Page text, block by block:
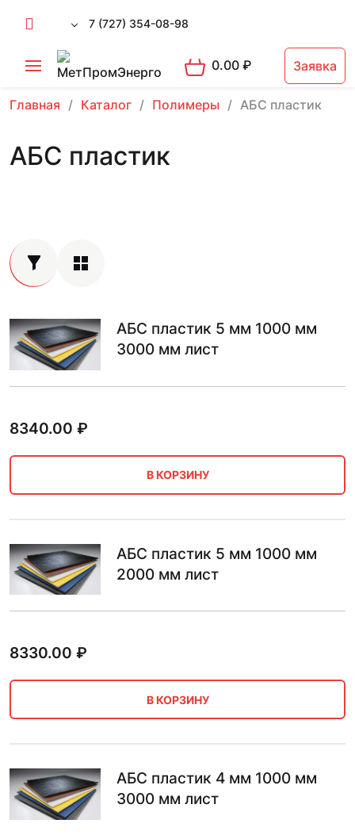
7 (727) 354-08-98
0.00₽ Заявка
Главная Каталог Полимеры АБС пластик
АБС пластик
АБС пластик 5 мм 1000 мм
3000 мм лист
8340.00 ₽
В КОРЗИНУ
АБС пластик 5 мм 1000 мм
2000 мм лист
8330.00 ₽
В КОРЗИНУ
АБС пластик 4 мм 1000 мм
3000 мм лист